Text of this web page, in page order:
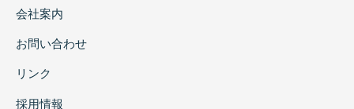
会社案内
お問い合わせ
リンク
採用情報